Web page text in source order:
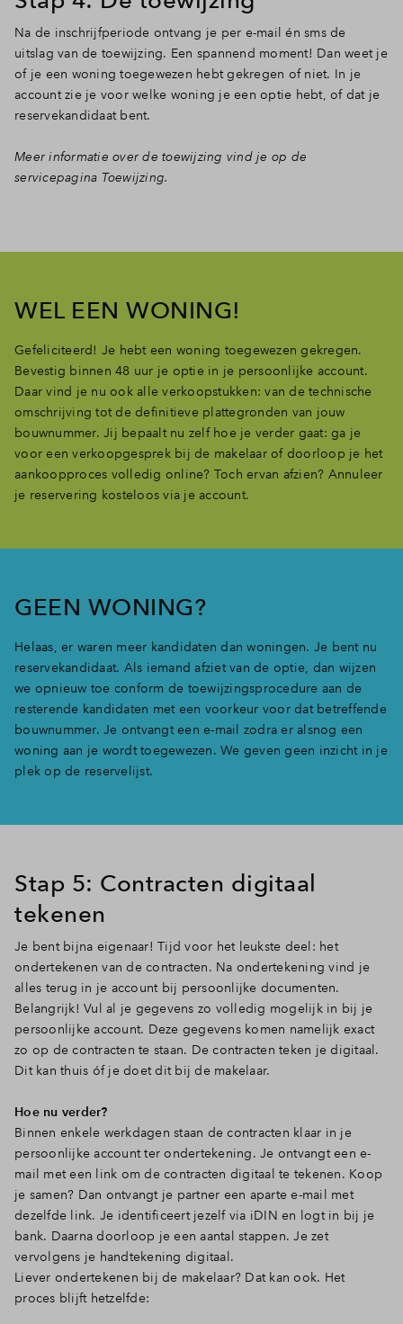
Na de inschrijfperiode ontvang je per e-mail én sms de
uitslag van de toewijzing. Een spannend moment! Dan weet je
of je een woning toegewezen hebt gekregen of niet. In je
account zie je voor welke woning je een optie hebt, of dat je
reservekandidaat bent.
Meer informatie over de toewijzing vind je op de
servicepagina Toewijzing.
WEL EEN WONING!
Gefeliciteerd! Je hebt een woning toegewezen gekregen.
Bevestig binnen 48 uur je optie in je persoonlijke account.
Daar vind je nu ook alle verkoopstukken: van de technische
omschrijving tot de definitieve plattegronden van jouw
bouwnummer. Jij bepaalt nu zelf hoe je verder gaat: ga je
voor een verkoopgesprek bij de makelaar of doorloop je het
aankoopproces volledig online? Toch ervan afzien? Annuleer
je reservering kosteloos via je account.
GEEN WONING?
Helaas, er waren meer kandidaten dan woningen. Je bent nu
reservekandidaat. Als iemand afziet van de optie, dan wijzen
we opnieuw toe conform de toewijzingsprocedure aan de
resterende kandidaten met een voorkeur voor dat betreffende
bouwnummer. Je ontvangt een e-mail zodra er alsnog een
woning aan je wordt toegewezen. We geven geen inzicht in je
plek op de reservelijst.
Stap 5: Contracten digitaal
tekenen
Je bent bijna eigenaar! Tijd voor het leukste deel: het
ondertekenen van de contracten. Na ondertekening vind je
alles terug in je account bij persoonlijke documenten.
Belangrijk! Vul al je gegevens zo volledig mogelijk in bij je
persoonlijke account. Deze gegevens komen namelijk exact
zo op de contracten te staan. De contracten teken je digitaal.
Dit kan thuis óf je doet dit bij de makelaar.
Hoe nu verder?
Binnen enkele werkdagen staan de contracten klaar in je
persoonlijke account ter ondertekening. Je ontvangt een e-
mail met een link om de contracten digitaal te tekenen. Koop
je samen? Dan ontvangt je partner een aparte e-mail met
dezelfde link. Je identificeert jezelf via iDIN en logt in bij je
bank. Daarna doorloop je een aantal stappen. Je zet
vervolgens je handtekening digitaal.
Liever ondertekenen bij de makelaar? Dat kan ook. Het
proces blijft hetzelfde: